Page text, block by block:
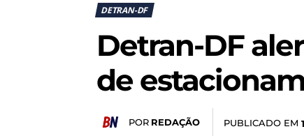
DETRAN-DF
Detran-DF
de
POR REDAÇÃO PUBLICADO EM